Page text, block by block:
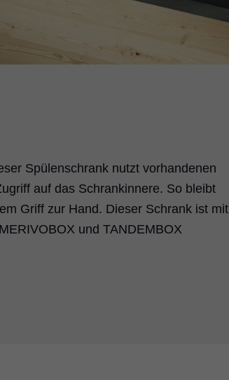
Spülenschrank nutzt vorhandenen
auf das Schrankinnere. So bleibt
Griff zur Hand. Dieser Schrank ist mit
und TANDEMBOX